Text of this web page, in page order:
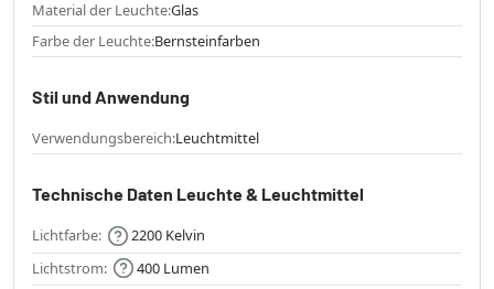
Material der Leuchte:Glas
Farbe der Leuchte:Bernsteinfarben
Stil und Anwendung
Verwendungsbereich:Leuchtmittel
Technische Daten Leuchte & Leuchtmittel
Lichtfarbe:
2200 Kelvin
Lichtstrom:
400 Lumen